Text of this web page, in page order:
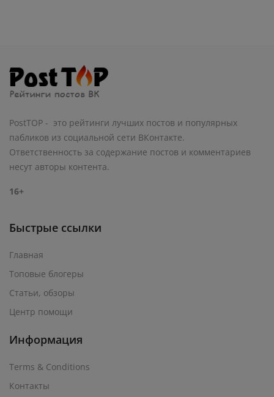
PostTOP - это рейтинги лучших постов и популярных
пабликов из социальной сети ВКонтакте.
Ответственность за содержание постов и комментариев
несут авторы контента.
16+
Быстрые ссылки
Главная
Топовые блогеры
Статьи, обзоры
Центр помощи
Информация
Terms & Conditions
Контакты